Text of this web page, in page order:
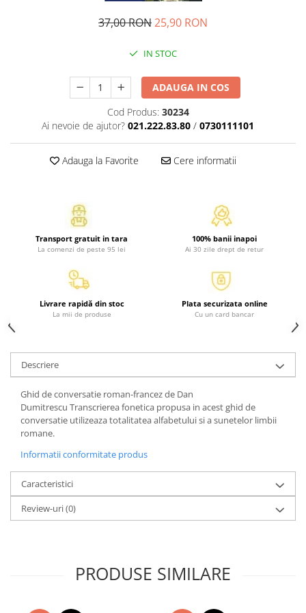
Atlase, dictionare si enciclopedii
Dictionare de limba romana
Ghiduri de conversatie
Invatamant gimnazial
Invatarea limbilor straine
Povesti si povestiri
Carti in limba engleza
Carti pentru copii
Atlase, dictionare si enciclopedii
Benzi desenate
Carte prescolara
Carti de colorat
Grafice
Literatura si fictiune
Povesti pentru copii
Povesti si povestiri
Dictionare si enciclopedii
Atlase
Atlase, dictionare si enciclopedii
Diete si fitness
Diete si alimentatie sanatoasa
37,00 RON25,90 RON
IN STOC
ADAUGA IN COS
Cod Produs: 30234
Ai nevoie de ajutor? 021.222.83.80 / 0730111101
Adauga la Favorite Cere informatii
Transport gratuit in tara
La comenzi de peste 95 lei
100% banii inapoi
Ai 30 zile drept de retur
Livrare rapidă din stoc
La mii de produse
Plata securizata online
Cu un card bancar
Descriere
Ghid de conversatie roman-francez de Dan
Dumitrescu Transcrierea fonetica propusa in acest ghid de
conversatie utilizeaza totalitatea alfabetului si a sunetelor limbii
romane.
Informatii conformitate produs
Caracteristici
Review-uri(0)
PRODUSE SIMILARE